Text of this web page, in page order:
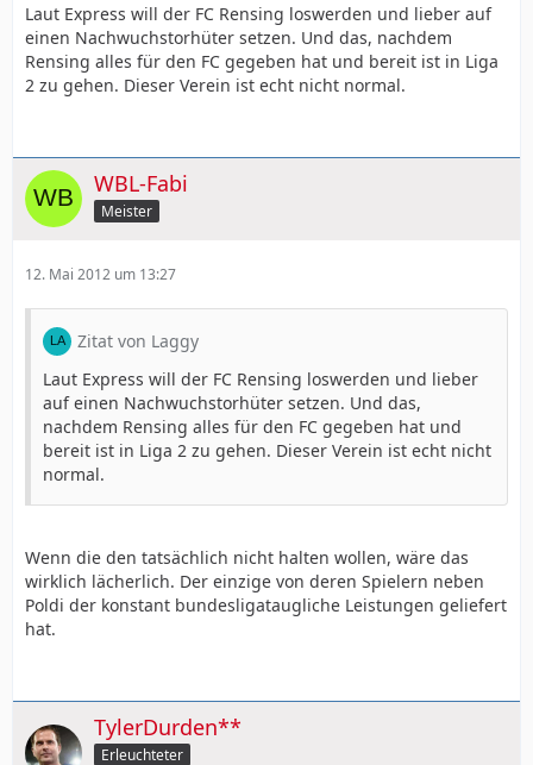
Laut Express will der FC Rensing loswerden und lieber auf
einen Nachwuchstorhüter setzen. Und das, nachdem
Rensing alles für den FC gegeben hat und bereit ist in Liga
2 zu gehen. Dieser Verein ist echt nicht normal.
WBL-Fabi
Meister
12. Mai 2012 um 13:27
Zitat von Laggy
Laut Express will der FC Rensing loswerden und lieber
auf einen Nachwuchstorhüter setzen. Und das,
nachdem Rensing alles für den FC gegeben hat und
bereit ist in Liga 2 zu gehen. Dieser Verein ist echt nicht
normal.
Wenn die den tatsächlich nicht halten wollen, wäre das
wirklich lächerlich. Der einzige von deren Spielern neben
Poldi der konstant bundesligataugliche Leistungen geliefert
hat.
TylerDurden**
Erleuchteter